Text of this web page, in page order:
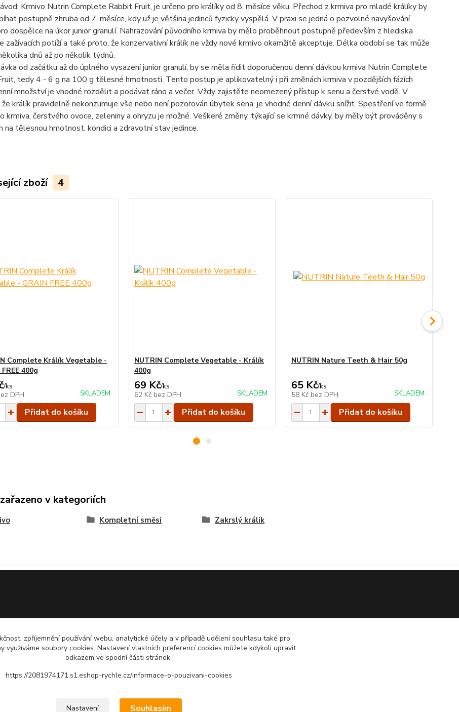
Krmivo Nutrin Complete Rabbit Fruit, je určeno pro králíky od 8. měsíce věku. Přechod z krmiva pro mladé králíky by
postupně zhruba od 7. měsíce, kdy už je většina jedinců fyzicky vyspělá. V praxi se jedná o pozvolné navyšování
dospělce na úkor junior granulí. Nahrazování původního krmiva by mělo proběhnout postupně především z hlediska
zažívacích potíží a také proto, že konzervativní králík ne vždy nové krmivo okamžitě akceptuje. Délka období se tak může
dnů až po několik týdnů.
od začátku až do úplného vysazení junior granulí, by se měla řídit doporučenou denní dávkou krmiva Nutrin Complete
tedy 4 - 6 g na 100 g tělesné hmotnosti. Tento postup je aplikovatelný i při změnách krmiva v pozdějších fázích
množství je vhodné rozdělit a podávat ráno a večer. Vždy zajistěte neomezený přístup k senu a čerstvé vodě. V
králík pravidelně nekonzumuje vše nebo není pozorován úbytek sena, je vhodné denní dávku snížit. Spestření ve formě
krmiva, čerstvého ovoce, zeleniny a ohryzu je možné. Veškeré změny, týkající se krmné dávky, by měly být prováděny s
na tělesnou hmotnost, kondici a zdravotní stav jedince.
zboží 4
Complete Králík Vegetable -
400g
/ks
DPH SKLADEM
Přidat do košíku
NUTRIN Complete Vegetable - Králík
400g
69 Kč/ks
62 Kč bez DPH SKLADEM
Přidat do košíku
NUTRIN Nature Teeth & Hair 50g
65 Kč/ks
58 Kč bez DPH SKLADEM
Přidat do košíku
v kategoriích
Kompletní směsi Zakrslý králík
zpříjemnění používání webu, analytické účely a v případě udělení souhlasu také pro
využíváme soubory cookies. Nastavení vlastních preferencí cookies můžete kdykoli upravit
odkazem ve spodní části stránek.
https://2081974171.s1.eshop-rychle.cz/informace-o-pouzivani-cookies
Nastavení Souhlasím